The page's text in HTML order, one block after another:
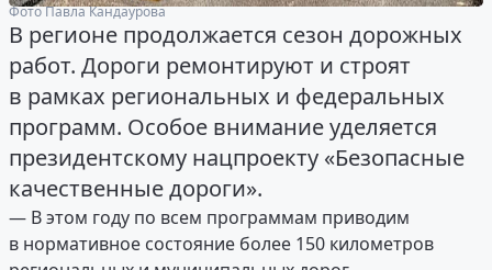
Фото Павла Кандаурова
В регионе продолжается сезон дорожных
работ. Дороги ремонтируют и строят
в рамках региональных и федеральных
программ. Особое внимание уделяется
президентскому нацпроекту «Безопасные
качественные дороги».
— В этом году по всем программам приводим
в нормативное состояние более 150 километров